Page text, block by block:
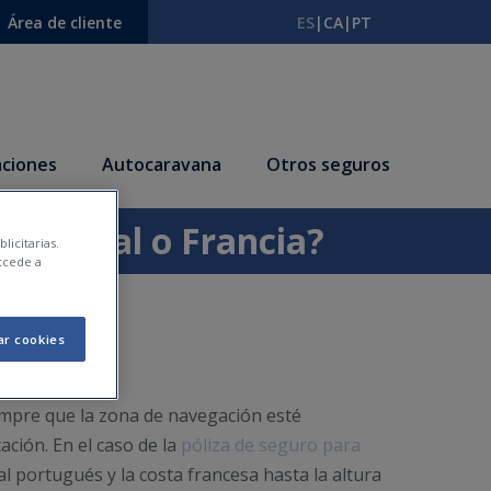
Área de cliente ES| CA| PT
Autocaravana Otros seguros
o Francia?
que la zona de navegación esté
En el caso de la póliza de seguro para
portugués y la costa francesa hasta la altura
a
cookies